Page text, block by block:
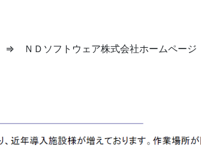
⇒ ＮＤソフトウェア株式会社ホームページ